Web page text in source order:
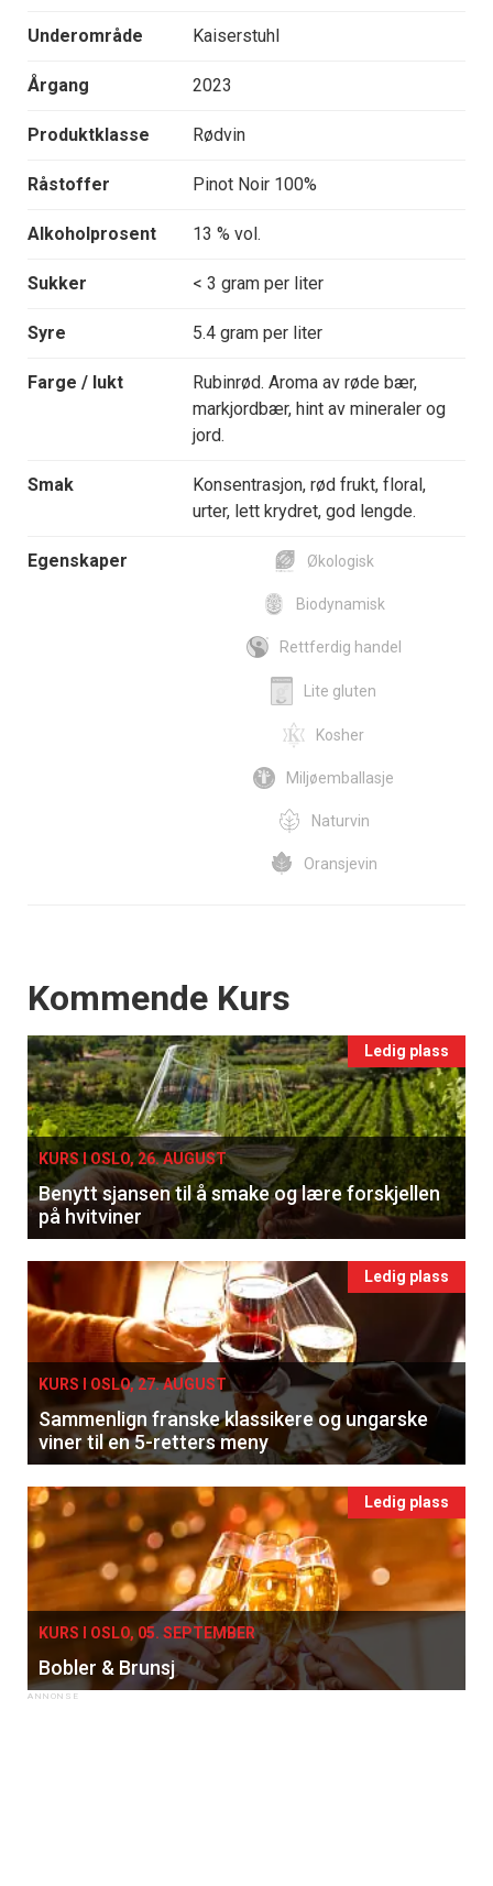
Underområde Kaiserstuhl
Årgang 2023
Produktklasse Rødvin
Råstoffer Pinot Noir 100%
Alkoholprosent 13 % vol.
Sukker < 3 gram per liter
Syre 5.4 gram per liter
Farge / lukt
Rubinrød. Aroma av røde bær,
markjordbær, hint av mineraler og
jord.
Smak
Konsentrasjon, rød frukt, floral,
urter, lett krydret, god lengde.
Egenskaper Økologisk
Biodynamisk
Rettferdig handel
Lite gluten
Kosher
Miljøemballasje
Naturvin
Oransjevin
Events
Kommende Kurs
Ledig plass
KURS I OSLO, 26. AUGUST
Benytt sjansen til å smake og lære forskjellen
på hvitviner
Ledig plass
KURS I OSLO, 27. AUGUST
Sammenlign franske klassikere og ungarske
viner til en 5-retters meny
Ledig plass
KURS I OSLO, 05. SEPTEMBER
Bobler & Brunsj